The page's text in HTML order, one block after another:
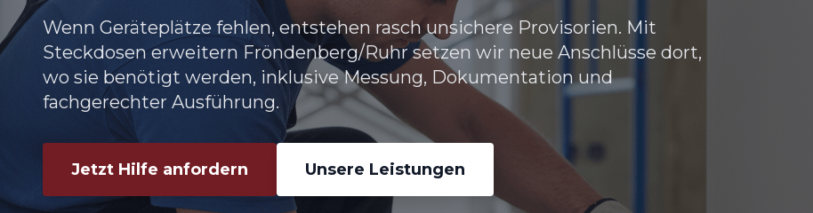
Wenn Geräteplätze fehlen, entstehen rasch unsichere Provisorien. Mit
Steckdosen erweitern Fröndenberg/Ruhrsetzen wir neue Anschlüsse dort,
wo sie benötigt werden, inklusive Messung, Dokumentation und
fachgerechter Ausführung.
Jetzt Hilfe anfordern Unsere Leistungen